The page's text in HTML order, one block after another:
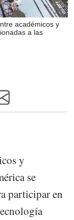
académicos y
a las
y
se
participar en